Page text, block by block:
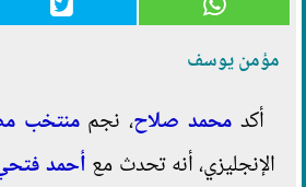
مؤمن يوسف
أكد محمد صلاح، نجممنتخب
الإنجليزي، أنه تحدث مع أحمد